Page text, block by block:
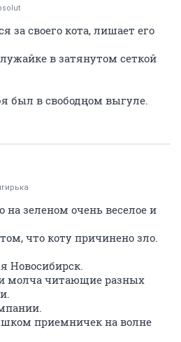
за своего кота, лишает его
в затянутом сеткой
был в свободңом выгуле.
зеленом очень веселое и
что коту причинено зло.
Новосибирск.
молча читающие разных
приемничек на волне